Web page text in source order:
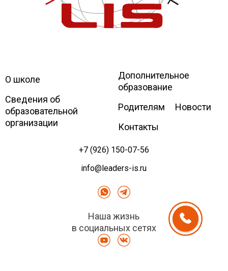
Leaders
International school
О школе
Сведения об
образовательной
организации
Дополнительное
образование
Родителям
Новости
Контакты
+7 (926) 150-07-56
info@leaders-is.ru
Наша жизнь
в социальных сетях